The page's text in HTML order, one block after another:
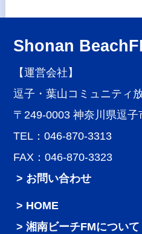
Shonan
【運営会社】
逗子・葉山コミュニティ
〒249-0003 神奈川県逗子
TEL：046-870-3313
FAX：046-870-3323
> お問い合わせ
HOME
湘南ビーチFMについて